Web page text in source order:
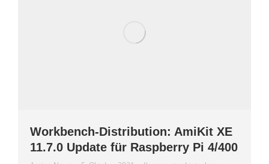
Workbench-Distribution: AmiKit XE
11.7.0 Update für Raspberry Pi 4/400